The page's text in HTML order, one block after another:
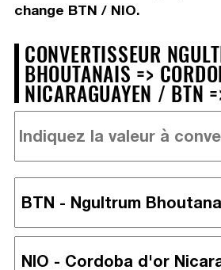
change BTN / NIO.
CONVERTISSEUR
BHOUTANAIS =>
NICARAGUAYEN / BTN